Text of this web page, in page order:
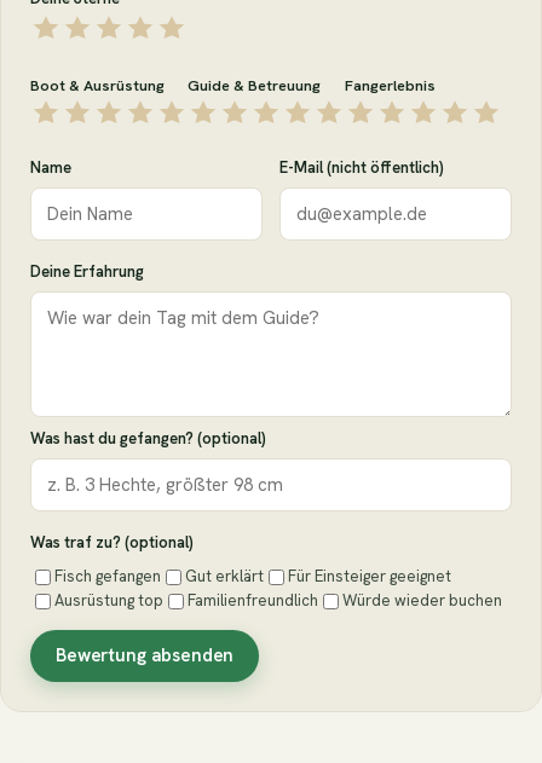
Boot & Ausrüstung Guide & Betreuung Fangerlebnis
Name E-Mail (nicht öffentlich)
Deine Erfahrung
Was hast du gefangen? (optional)
Was traf zu? (optional)
Fisch gefangen
Gut erklärt
Für Einsteiger geeignet
Ausrüstung top
Familienfreundlich Würde wieder buchen
Bewertung absenden